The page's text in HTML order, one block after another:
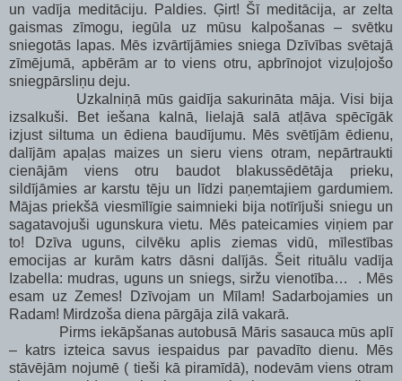
un vadīja meditāciju. Paldies. Ģirt! Šī meditācija, ar zelta
gaismas zīmogu, iegūla uz mūsu kalpošanas – svētku
sniegotās lapas. Mēs izvārtījāmies sniega Dzīvības svētajā
zīmējumā, apbērām ar to viens otru, apbrīnojot vizuļojošo
sniegpārsliņu deju.
Uzkalniņā mūs gaidīja sakurināta māja. Visi bija
izsalkuši. Bet iešana kalnā, lielajā salā atļāva spēcīgāk
izjust siltuma un ēdiena baudījumu. Mēs svētījām ēdienu,
dalījām apaļas maizes un sieru viens otram, nepārtraukti
cienājām viens otru baudot blakussēdētāja prieku,
sildījāmies ar karstu tēju un līdzi paņemtajiem gardumiem.
Mājas priekšā viesmīlīgie saimnieki bija notīrījuši sniegu un
sagatavojuši ugunskura vietu. Mēs pateicamies viņiem par
to! Dzīva uguns, cilvēku aplis ziemas vidū, mīlestības
emocijas ar kurām katrs dāsni dalījās. Šeit rituālu vadīja
Izabella: mudras, uguns un sniegs, siržu vienotība… . Mēs
esam uz Zemes! Dzīvojam un Mīlam! Sadarbojamies un
Radam! Mirdzoša diena pārgāja zilā vakarā.
Pirms iekāpšanas autobusā Māris sasauca mūs aplī
– katrs izteica savus iespaidus par pavadīto dienu. Mēs
stāvējām nojumē ( tieši kā piramīdā), nodevām viens otram